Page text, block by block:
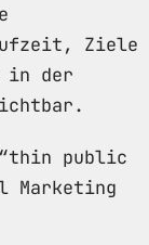
Ziele
in der
public
Marketing